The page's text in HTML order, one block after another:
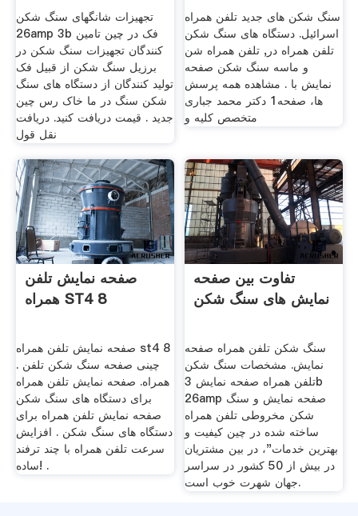
تجهیزات شانگهای سنگ شکن
26amp 3b فک در چین تامین
کنندگان تجهیزات سنگ شکن در
برزیل سنگ شکن از قبیل فک
تولید کنندگان از دستگاه های سنگ
شکن سنگ در ما خاک رس چین
جدید . قیمت دریافت کنید. دریافت
نقل قول
سنگ شکن های جدید تلفن همراه
اسرائیل. دستگاه های سنگ شکن
تلفن همراه در, تلفن همراه شن
و ماسه سنگ شکن صفحه
نمایش با . مشاهده همه پرسش‌
ها، صفحه1 دکتر محمد جباری
متخصص کلیه و
صفحه نمایش تلفن
همراه ST4 8
صفحه نمایش تلفن همراه st4 8
. چینی صفحه سنگ شکن تلفن
همراه. صفحه نمایش تلفن همراه
برای دستگاه های سنگ شکن
صفحه نمایش تلفن همراه برای
دستگاه های سنگ شکن . افزایش
سرعت تلفن همراه با چند ترفند
ساده! .
تفاوت بین صفحه
نمایش های سنگ شکن
سنگ شکن تلفن همراه صفحه
نمایش. مشخصات سنگ شکن
تلفن همراه صفحه نمایش 3b
26amp صفحه نمایش و سنگ
شکن مخروطی تلفن همراه
ساخته شده در چین کیفیت و
بهترین خدمات"، در بین مشتریان
در بیش از 50 کشور در سراسر
جهان شهرت خوب است.